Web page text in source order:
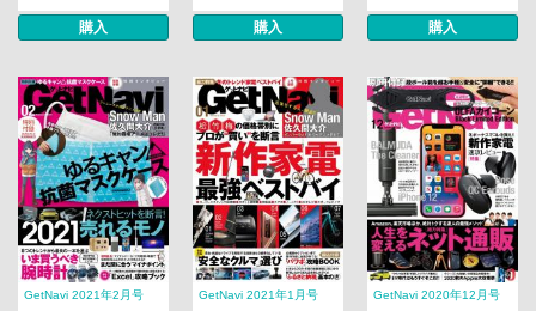
購入 購入 購入
GetNavi 2021年2月号 GetNavi 2021年1月号 GetNavi 2020年12月号